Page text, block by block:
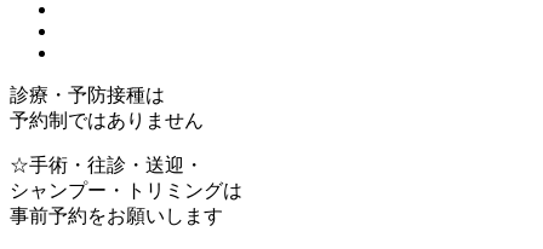
診療・予防接種は
予約制ではありません
☆手術・往診・送迎・
シャンプー・トリミングは
事前予約をお願いします